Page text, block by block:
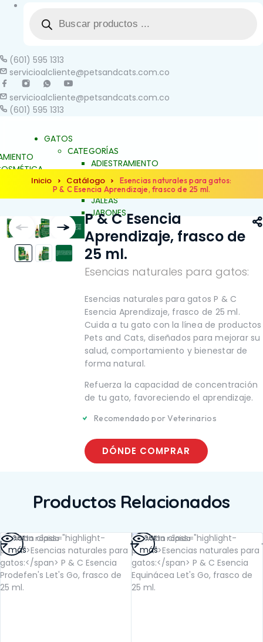
(601) 595 1313
servicioalcliente@petsandcats.com.co
servicioalcliente@petsandcats.com.co
(601) 595 1313
FLORALES
GATOS
CATEGORÍAS
ADIESTRAMIENTO
DERMOCOSMÉTICA
SALUD Y BIENESTAR
JALEAS
JABONES
NATURALES
ESENCIAS FLORALES
PRODUCTOS PARA
ALERGIAS
ARTICULACIONES Y
BELLEZA Y LIMPIEZA
CONDUCTA Y
COMPORTAMIENTO
CONTROL DE PESO
PIEL Y PELAJE
REPELENTE
SALUD DIGESTIVA
SALUD INTERNA
INMUNOLÓGICA
Inicio Catálogo
Esencias naturales para gatos:
P & C Esencia Aprendizaje, frasco de 25 ml.
Esencias naturales para gatos:
P & C Esencia
Aprendizaje, frasco de
25 ml.
Esencias naturales para gatos P & C
Esencia Aprendizaje, frasco de 25 ml.
Cuida a tu gato con la línea de productos
Pets and Cats, diseñados para mejorar su
salud, comportamiento y bienestar de
forma natural.
Refuerza la capacidad de concentración
de tu gato, favoreciendo el aprendizaje.
Recomendado por Veterinarios
DÓNDE COMPRAR
Productos Relacionados
Vista rápida
Leer
más
Vista rápida
Leer
más